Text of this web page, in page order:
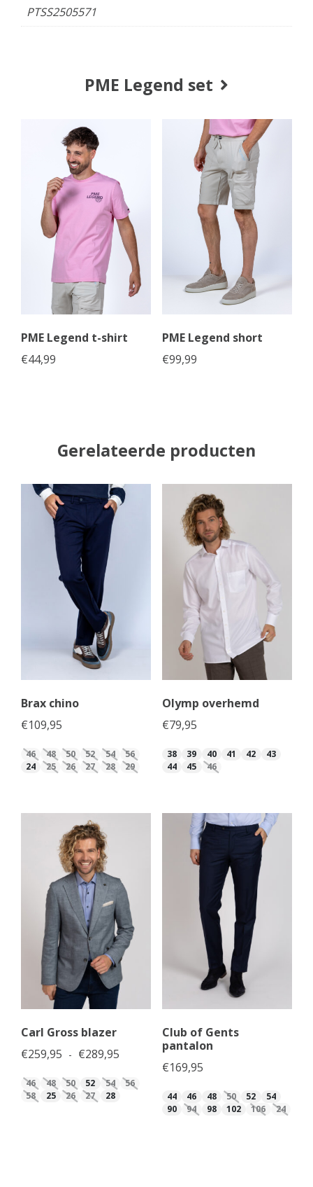
PTSS2505571
PME Legend set
PME Legend t-shirt
€44,99
PME Legend short
€99,99
Gerelateerde producten
Brax chino
€109,95
46 48 50 52 54
56
24
25 26 27 28 29
Olymp overhemd
€79,95
38 39 40 41 42
43
44
45 46
Carl Gross blazer
€259,95 - €289,95 Prijsklasse: €259,95 tot €289,95
46 48 50 52 54
56
58
25 26 27 28
Club of Gents
pantalon
€169,95
44 46 48 50 52
54
90
94 98 102 106 24